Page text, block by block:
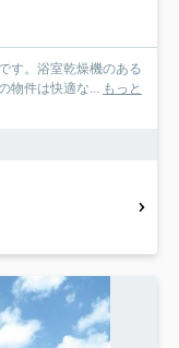
す。浴室乾燥機のある
物件は快適な...
もっと